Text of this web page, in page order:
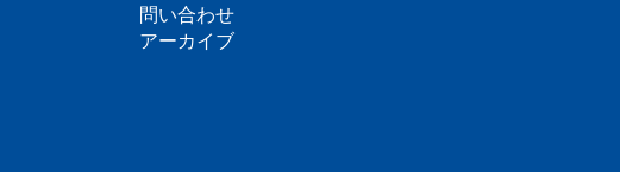
タ
問い合わせ
アーカイブ